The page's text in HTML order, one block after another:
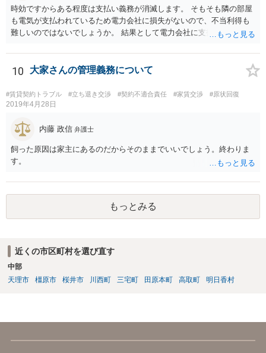
時効ですからある程度は支払い義務が消滅します。 そもそも隣の部屋
も電気が支払われているため電力会社に損失がないので、不当利得も
難しいのではないでしょうか。 結果として電力会社に支払拒絶をする
10 大家さんの管理義務について
#賃貸契約トラブル #立ち退き交渉 #契約不適合責任 #家賃交渉 #原状回復
2019年4月28日
内藤 政信 弁護士
飼った原因は家主にあるのだからそのままでいいでしょう。終わりま
す。
もっとみる
近くの市区町村を選び直す
中部
天理市
橿原市 桜井市 川西町 三宅町 田原本町 高取町 明日香村